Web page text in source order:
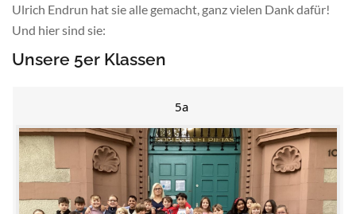
Ulrich Endrun hat sie alle gemacht, ganz vielen Dank dafür!
Und hier sind sie:
Unsere 5er Klassen
5a